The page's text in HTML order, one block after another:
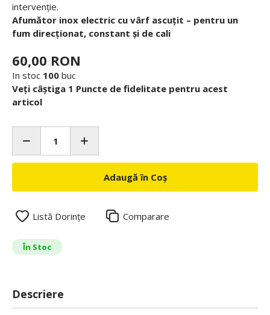
intervenție.
Afumător inox electric cu vârf ascuțit – pentru un
fum direcționat, constant și de cali
60,00 RON
In stoc 100 buc
Veți câștiga 1 Puncte de fidelitate pentru acest
articol
Adaugă în Coș
Listă Dorințe Comparare
În Stoc
Descriere